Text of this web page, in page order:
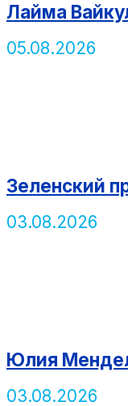
Лайма
05.08.2026
Зеленский
03.08.2026
Юлия
03.08.2026